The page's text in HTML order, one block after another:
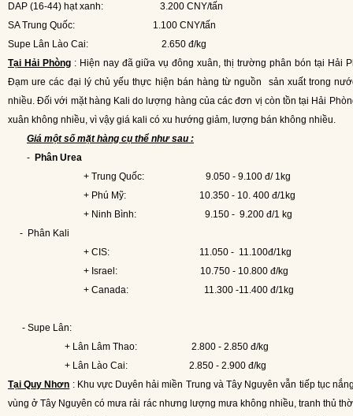
DAP (16-44) hạt xanh:
3.200 CNY/tấn
SA Trung Quốc:
1.100 CNY/tấn
Supe Lân Lào Cai:
2.650 đ/kg
Tại Hải Phòng : Hiện nay đã giữa vụ đông xuân, thị trường phân bón tại Hải
Đạm ure các đại lý chủ yếu thực hiện bán hàng từ nguồn
sản xuất trong
nhiều. Đối với mặt hàng Kali do lượng hàng của các đơn vị còn tồn tại Hải
xuân không nhiều, vì vậy giá kali có xu hướng giảm, lượng bán không nhiều.
Giá một số mặt hàng cụ thể như sau :
- Phân Urea
+ Trung Quốc:
9.050 - 9.100 đ/ 1kg
+ Phú Mỹ:
10.350 - 10. 400 đ/1kg
+ Ninh Bình:
9.150 - 9.200 đ/1 kg
- Phân Kali
+ CIS:
11.050 - 11.100đ/1kg
+ Israel:
10.750 - 10.800 đ/kg
+ Canada:
11.300 -11.400 đ/1kg
- Supe Lân:
+ Lân Lâm Thao:
2.800 - 2.850 đ/kg
+ Lân Lào Cai:
2.850 - 2.900 đ/kg
Tại Quy Nhơn : Khu vực Duyên hải miền Trung và Tây Nguyên vẫn tiếp tục
vùng ở Tây Nguyên có mưa rải rác nhưng lượng mưa không nhiều, tranh thủ